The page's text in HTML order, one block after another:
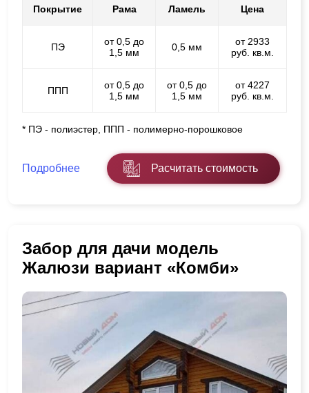
Покрытие Рама Ламель Цена
ПЭ
от 0,5 до
1,5 мм
0,5 мм
от 2933
руб. кв.м.
ППП
от 0,5 до
1,5 мм
от 0,5 до
1,5 мм
от 4227
руб. кв.м.
* ПЭ - полиэстер, ППП - полимерно-порошковое
Подробнее Расчитать стоимость
Забор для дачи модель
Жалюзи вариант «Комби»